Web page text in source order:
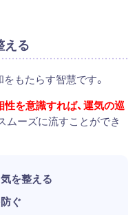
える
もたらす智慧です。
を意識すれば、運気の巡
ムーズに流すことができ
を整える
ぐ